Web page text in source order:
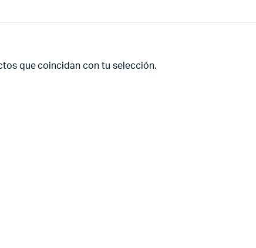
que coincidan con tu selección.